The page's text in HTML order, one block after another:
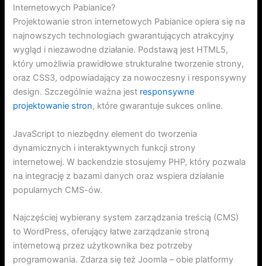
Internetowych Pabianice?
Projektowanie stron internetowych Pabianice opiera się na
najnowszych technologiach gwarantujących atrakcyjny
wygląd i niezawodne działanie. Podstawą jest HTML5,
który umożliwia prawidłowe strukturalne tworzenie strony,
oraz CSS3, odpowiadający za nowoczesny i responsywny
design. Szczególnie ważna jest responsywne
projektowanie stron, które gwarantuje sukces online.
JavaScript to niezbędny element do tworzenia
dynamicznych i interaktywnych funkcji strony
internetowej. W backendzie stosujemy PHP, który pozwala
na integrację z bazami danych oraz wspiera działanie
popularnych CMS-ów.
Najczęściej wybierany system zarządzania treścią (CMS)
to WordPress, oferujący łatwe zarządzanie stroną
internetową przez użytkownika bez potrzeby
programowania. Zdarza się też Joomla – obie platformy